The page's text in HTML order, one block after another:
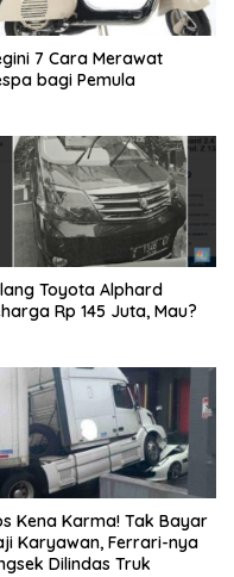
7 Cara Merawat
bagi Pemula
Toyota Alphard
Rp 145 Juta, Mau?
Kena Karma! Tak Bayar
Karyawan, Ferrari-nya
Dilindas Truk